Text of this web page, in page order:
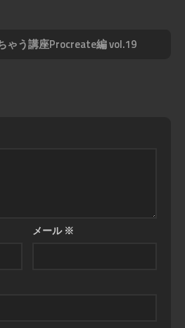
ゃう講座Procreate編 vol.19
メール※